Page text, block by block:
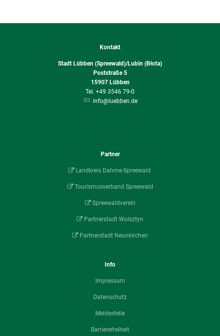
Kontakt
Stadt Lübben (Spreewald)/Lubin (Błota)
Poststraße 5
15907 Lübben
+49 3546 79-0
info@luebben.de
Partner
Landkreis Dahme-Spreewald
Tourismusverband Spreewald
Spreewaldverein
Partnerstadt Wolsztyn
Partnerstadt Neunkirchen
Info
Impressum
Datenschutz
Meldestelle
Barrierefreiheit